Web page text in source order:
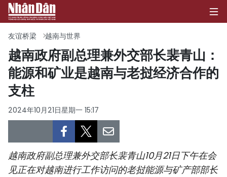
首页
经济
社会
环保
友谊桥梁 越南与世界
越南政府副总理兼外交部长裴青山：
能源和矿业是越南与老挝经济合作的
支柱
2024年10月21日星期一 15:17
越南政府副总理兼外交部长裴青山10月21日下午在会
见正在对越南进行工作访问的老挝能源与矿产部部长